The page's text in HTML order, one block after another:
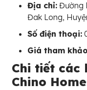
Địa chỉ: Đường
Đak Long,
Số điện thoại:
Giá tham
Chi tiết các
Chino